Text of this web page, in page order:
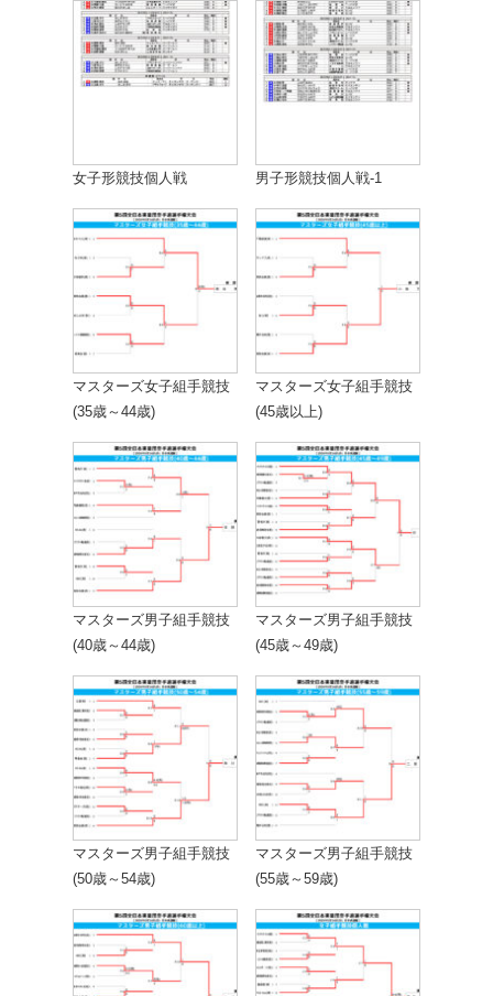
女子形競技個人戦 男子形競技個人戦-1
マスターズ女子組手競技
(35歳～44歳)
マスターズ女子組手競技
(45歳以上)
マスターズ男子組手競技
(40歳～44歳)
マスターズ男子組手競技
(45歳～49歳)
マスターズ男子組手競技
(50歳～54歳)
マスターズ男子組手競技
(55歳～59歳)